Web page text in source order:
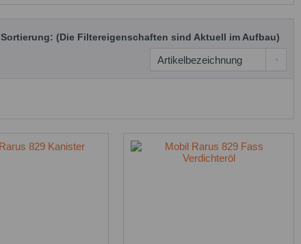
Sortierung: (Die Filtereigenschaften sind Aktuell im Aufbau)